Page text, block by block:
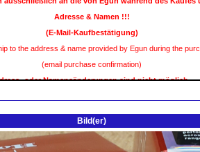
Bild(er)